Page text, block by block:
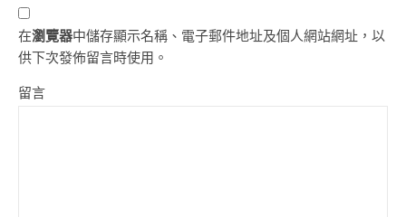
在瀏覽器中儲存顯示名稱、電子郵件地址及個人網站網址，以
供下次發佈留言時使用。
留言